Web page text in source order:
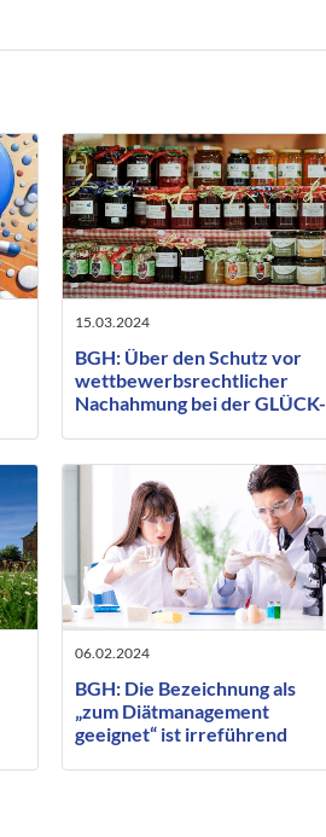
15.03.2024
BGH: Über den Schutz vor
wettbewerbsrechtlicher
Nachahmung bei der GLÜCK-
06.02.2024
BGH: Die Bezeichnung als
„zum Diätmanagement
geeignet“ ist irreführend